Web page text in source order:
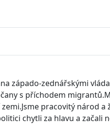
západo-zednářskými
s příchodem
pracovitý národ a
chytli za hlavu a začali